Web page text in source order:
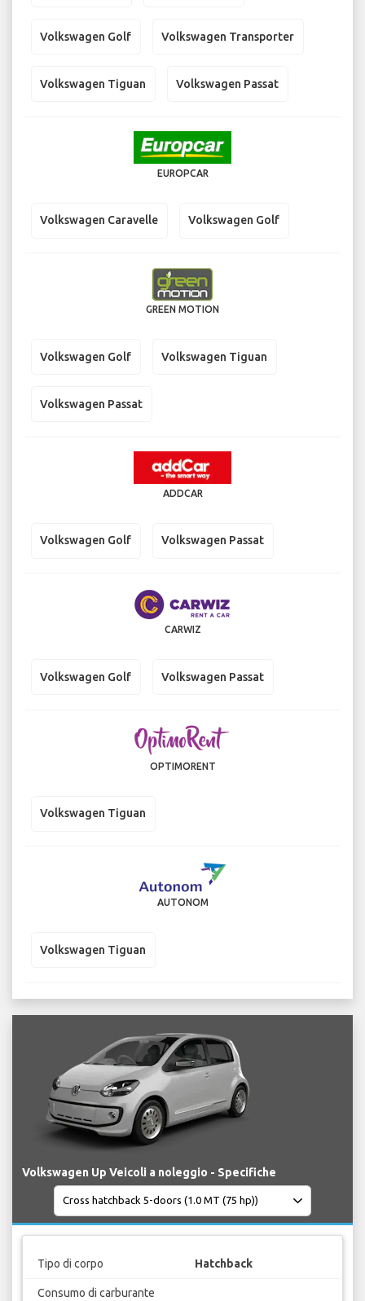
Volkswagen Golf Volkswagen Transporter
Volkswagen Tiguan Volkswagen Passat
EUROPCAR
Volkswagen Caravelle Volkswagen Golf
GREEN MOTION
Volkswagen Golf Volkswagen Tiguan
Volkswagen Passat
ADDCAR
Volkswagen Golf Volkswagen Passat
CARWIZ
Volkswagen Golf Volkswagen Passat
OPTIMORENT
Volkswagen Tiguan
AUTONOM
Volkswagen Tiguan
Volkswagen Up Veicoli a noleggio - Specifiche
Tipo di corpo Hatchback
Consumo di carburante